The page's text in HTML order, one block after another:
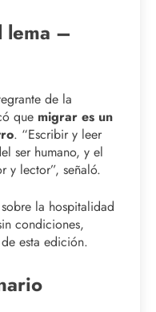
lema –
de la
que migrar es un
. “Escribir y leer
ser humano, y el
y lector”, señaló.
la hospitalidad
condiciones,
esta edición.